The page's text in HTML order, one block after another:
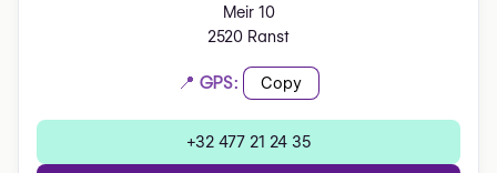
Meir 10
2520 Ranst
📍 GPS: Copy
+32 477 21 24 35